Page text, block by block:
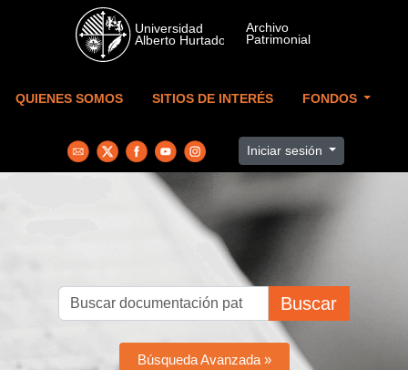
Skip to main content
QUIENES SOMOS SITIOS DE INTERÉS FONDOS
Iniciar sesión
Buscar
Búsqueda Avanzada »